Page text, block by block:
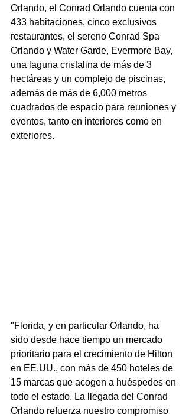
Orlando, el Conrad Orlando cuenta con
433 habitaciones, cinco exclusivos
restaurantes, el sereno Conrad Spa
Orlando y Water Garde, Evermore Bay,
una laguna cristalina de más de 3
hectáreas y un complejo de piscinas,
además de más de 6,000 metros
cuadrados de espacio para reuniones y
eventos, tanto en interiores como en
exteriores.
"Florida, y en particular Orlando, ha
sido desde hace tiempo un mercado
prioritario para el crecimiento de Hilton
en EE.UU., con más de 450 hoteles de
15 marcas que acogen a huéspedes en
todo el estado. La llegada del Conrad
Orlando refuerza nuestro compromiso